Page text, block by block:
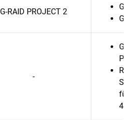
G-RAID PROJECT 2
-
4